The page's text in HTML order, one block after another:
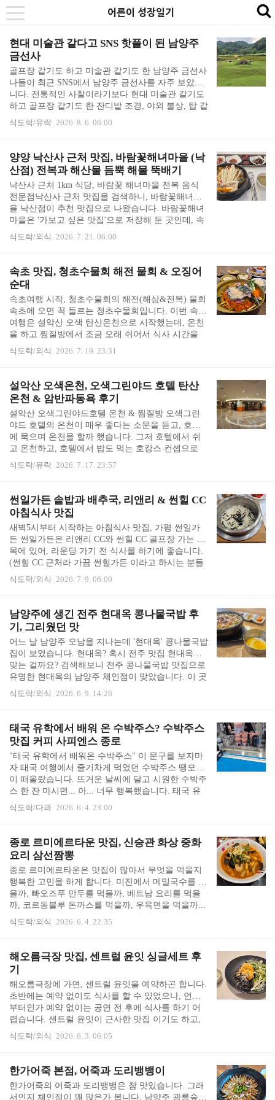
본
내
카
toggle
어른이 성장일기
현대 미술관 같다고 SNS 핫플이 된 남양주
금선사
골프장 같기도 하고 미술관 같기도 한 남양주 금선사
나들이 최근 SNS에서 남양주 금선사를 자주 보았습
니다. 전통적인 사찰이라기보다 현대 미술관 같기도
하고 골프장 같기도 한 잔디밭 조경, 야외 불상, 탑 같
은 천왕문 등이 사람들의 눈길을 사로잡는 듯 했습니
다. 한 번 가보고 싶은 곳으로 점찍어 두었다가 근처
금선사 위치는 스타벅스 북한강 더 리저브 R점 건너
편 골목 안으로 1km 이상 들어가는 곳에 있었습니다.
골목 안으로 들어서자마자 비포장 도로가 나오고, 아
직 1.2km는 더 들어가야 하는 상황이라, 차를 돌릴지
올라갈지 수 차례 망설였습니다. 그런데 망설이며 조
금 올라가자 이내 일주문이 보였습니다. 일주문에서
도 비포장도로를 1km 가량 올라가야 ..
식도락/유락 2026. 8. 6. 06:00
양양 낙산사 근처 맛집, 바람꽃해녀마을 (낙
산점) 전복과 해산물 듬뿍 해물 뚝배기
낙산사 근처 1km 식당, 바람꽃 해녀마을 전복 음식
전문점낙산사 근처 맛집을 검색하니, 바람꽃해녀마
을 낙산점이 추천 맛집으로 나왔습니다. 바람꽃해녀
마을은 '가보고 싶은 맛집'으로 저장해 둔 곳인데, 속
초 본점 외에 낙산점이 생겼나 봅니다. 낙산사에서
네비를 찍어보니 1km 2분 밖에 안 걸립니다. 바로 출
어가기도 좋았습니다. 바람꽃해녀마을 옆으로 다른
음식점들이 몇 곳 더 있습니다. 예전에 낙산사에 왔
을 때는 근처에 맛집이 딱히 없어 멀리 가곤 했었는
데, 그 사이 많이 생긴 걸까요? (예전에도 있었는데,
제가 몰랐을 수도 있고요...) 바람꽃해녀마을 메뉴 &
가격, 전복이 주력 메뉴자리를 안내해 주시고, 메뉴
판과 함께 주문서, 볼펜을 주십니다. ..
식도락/외식 2026. 7. 21. 06:00
속초 맛집, 청초수물회 해전 물회 & 오징어
순대
속초여행 시작, 청초수물회의 해전(해삼&전복) 물회
속초에 오면 꼭 들르는 청초수물회입니다. 이번 속초
여행은 설악산 오색 탄산온천으로 시작했는데, 온천
을 하고 찜질방에서 조금 오래 쉬어서 식사 시간을
놓치는 것 아닌지 걱정이 되었습니다. 찾아보니, 청
초수물회 속초 본점 영업시간은 오전 10시부터 저녁
기하는 것 고려하면 7시 반까지는 도착해야 식사를
할 수 있을 듯 합니다. 만약 시간이 늦으면 8시 20분
까지 포장은 되니 포장해서 호텔에 가서 먹는 방법도
있습니다. (그래도 청초호를 바라보면서, 오밀조밀
예쁜 그릇의 반찬들과 같이 즐겁게 먹는 게 좋습니
다.) 다행히 7시에 도착했습니다. 재빨리 대기 번호표
부터 뽑았는데, 제 앞에 13팀이 있었습니다..
식도락/외식 2026. 7. 19. 23:31
설악산 오색온천, 오색그린야드 호텔 탄산
온천 & 암반파동욕 후기
설악산 오색그린야드호텔 온천 & 찜질방 오색그린
야드 호텔의 온천이 매우 좋다는 소문을 듣고, 호텔
에 묵으며 온천을 할까 했습니다. 그저 호텔에서 쉬
고 온천하고, 호텔에서 밥도 먹는 호캉스 컨셉으로
요. 그러다가 바닷가도 가고 싶어져 호텔은 다른 곳
으로 예약하고 온천만 하러 갔습니다. 양양 IC까지
길을 조금 가니 주전골 오색약수터가 나오고, 거기에
서 좀 더 올라가니 오색온천이 나옵니다. 좌회전 하
는 지점에 큼직하게 "OSEAK"이라고 쓰여 있습니다.
오색그린야드 호텔 뿐 아니라 숙박시설들이 모여 있
는 지역인가 봅니다. 오색그린야드호텔 & 온천 위치
오색그린야드 호텔은 가장 안쪽에 있었습니다. 네비
게이션이 목적지 근처라고 안내할 무렵 아치로 된
"탄산온천..
식도락/유락 2026. 7. 17. 23:57
썬일가든 솥밥과 배추국, 리앤리 & 썬힐 CC
아침식사 맛집
새벽5시부터 시작하는 아침식사 맛집, 가평 썬일가
든 썬일가든은 리앤리 CC와 썬힐 CC 골프장 가는 길
목에 있어, 라운딩 가기 전 식사를 하기에 좋습니다.
(썬힐 CC 근처라 가끔 썬힐가든 이라고 하시는 분들
도 있습니다.) 썬일가든 영업시간 & 메뉴 새벽 5시부
터 오후 3시까지만 영업을 해서 아침식사를 하기에
입구에 보면 가평향토음식 요리경연대회에서 은상을
수상하셨다는 간판이 걸려있습니다. 저는 몇 번 다
아주 맛있게 먹었고, 그냥 가기에는 좀 멀어 이 근처
에 올 기회가 있으면 가능한 들르려고 하는 집 입니
다. 주요 메뉴는 솥밥과 맛있는 국입니다. 바다솥밥
이라고 하는데, 톳이 들어간 것 입니다. 썬일가든 주
문 팁 첫 번째는, 솥밥이라 약간 시간이 걸..
식도락/외식 2026. 7. 9. 06:00
남양주에 생긴 전주 현대옥 콩나물국밥 후
기, 그리웠던 맛
어느 날 남양주 오남을 지나는데 '현대옥' 콩나물국밥
집이 보였습니다. 현대옥? 혹시 전주 맛집 현대옥이
맞는 걸까요? 검색해보니 전주 콩나물국밥 맛집으로
유명한 현대옥의 남양주 체인점이 맞았습니다. 이 곳
도 집에서 10km 이상 떨어져 있지만, 전주 300km보
다는 가까우니 대만족입니다.저녁 8시 넘어서 전화
다음 날 찾아갔습니다.체인점 답게 인테리어는 깔끔
합니다. 주문은 키오스크로 했습니다. 전주 남부시장
식(수란 따로주는 방식) 콩나물국밥에 오징어 사리
추가했습니다. 저는 수란 따로, 바글바글 끓이지 않
고 따끈하게 주시면서 오징어와 김치 들어간 남부시
장식 콩나물국밥을 좋아합니다. 김은 키오스크 아래
에 포장이 되어 놓여 있었고, 반찬은 따로 가져다..
식도락/외식 2026. 6. 9. 14:26
태국 유학에서 배워 온 수박주스? 수박주스
맛집 커피 사피엔스 종로
"태국 유학에서 배워온 수박주스" 이 문구를 보자마
자 태국 여행에서 줄기차게 먹었던 수박주스 땡모반
이 떠올랐습니다. 뜨거운 날씨에 달고 시원한 수박주
스 한 잔 마시면... 아... 너무 행복했습니다. 태국 유
학가서 수박주스를 배워오셨다니, 안 마실 수가 없었
습니다. 앞쪽에 키오스크가 있습니다. 주문을 하고
원이었습니다. 정말 수박주스 맛집인가 봅니다. 열
댓잔이 넘는 수박주스를 가져오십니다. 저 뒤로도 수
박주스가 줄지어 있었습니다. 저 중 하나는 제 것인
줄 알았는데, 아니었어요. 모두가 저보다 먼저 주문
하신 다른 분들의 것이고, 아직 제 수박주스는 안 나
왔습니다. 드디어 나온 수박주스. 시럽 많이 안 들어
간 수박 본연의 맛 입니다. 지금은 ..
식도락/다과 2026. 6. 4. 23:00
종로 르미에르타운 맛집, 신승관 화상 중화
요리 삼선짬뽕
종로 르미에르타운은 맛집이 많아서 무엇을 먹을지
행복한 고민을 하게 합니다. 미진에서 메밀국수를 먹
을까, 빠오즈푸 만두를 먹을까, 베트남 요리를 먹을
까, 코르동블루 돈까스를 먹을까, 우육면을 먹을까...
이 외에도 끌리는 메뉴가 너무 많아 두어 바퀴를 돌
다가 '화상 중국요리'라는 신승관 중화요리에 가 보았
고 보니 1964년부터 60년째 3대에 걸쳐 중국요리를
하고 있는 화교 주방장님의 맛집이라고 합니다. 모르
고 갔는데 알고 보니 맛집일 때 기분이 더 좋습니다.
'역시 나의 맛집 레이더는 훌륭해!'라면서 혼자 으쓱
하기도 하고요. 자리마다 키오스크와 카드 결제기가
설치되어 있습니다. 주문과 동시에 결제를 하면 됩니
다. 맛있어 보이는 것이 많아 고민하다가,..
식도락/외식 2026. 6. 4. 22:35
해오름극장 맛집, 센트럴 윤잇 싱글세트 후
기
해오름극장에 가면, 센트럴 윤잇을 예약하곤 합니다.
초반에는 예약 없이도 식사를 할 수 있었으나, 언제
부터인가 예약 없이는 공연 전 후에 식사를 하기 어
렵습니다. 센트럴 윤잇이 근사한 맛집 이기도 하고,
해오름 극장에서 걸어갈 수 있는 거리에는 식당이 없
고, 해오름 극장 안의 다른 공간은 카페 겸 간단한 한
들이 있을 뿐, 식사를 할만한 공간은 없기 때문인 듯
합니다. 예약을 하고 가면, 자리를 미리 차려놓고 맞
아 주시고, 웰컴티를 주십니다. 허브 세 가지를 섞어
식도락/외식 2026. 6. 3. 06:05
한가어죽 본점, 어죽과 도리뱅뱅이
한가어죽의 어죽과 도리뱅뱅은 참 맛있습니다. 그래
서인지 체인점이 꽤 많은가 봅니다. 남양주 광릉숲길